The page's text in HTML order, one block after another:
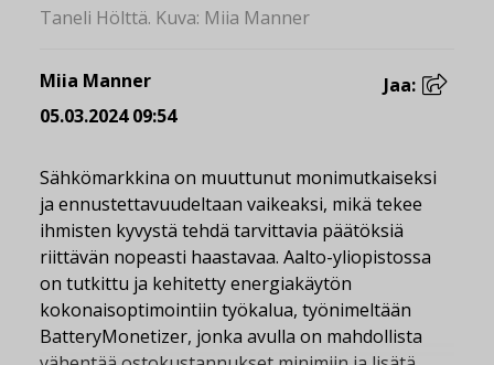
Taneli Hölttä. Kuva: Miia Manner
Miia Manner
05.03.2024 09:54
Jaa:
Sähkömarkkina on muuttunut monimutkaiseksi
ja ennustettavuudeltaan vaikeaksi, mikä tekee
ihmisten kyvystä tehdä tarvittavia päätöksiä
riittävän nopeasti haastavaa. Aalto-yliopistossa
on tutkittu ja kehitetty energiakäytön
kokonaisoptimointiin työkalua, työnimeltään
BatteryMonetizer, jonka avulla on mahdollista